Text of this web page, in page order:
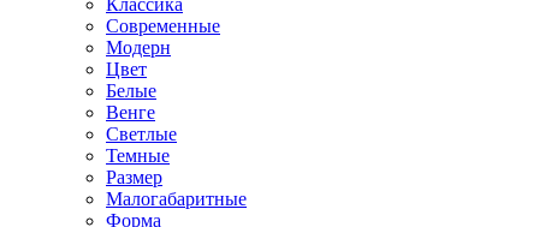
Классика
Современные
Модерн
Цвет
Белые
Венге
Светлые
Темные
Размер
Малогабаритные
Форма